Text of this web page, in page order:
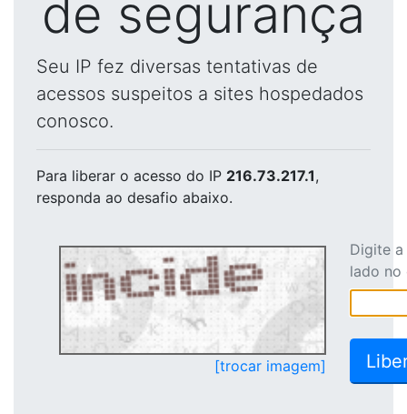
de segurança
Seu IP fez diversas tentativas de
acessos suspeitos a sites hospedados
conosco.
Para liberar o acesso do IP 216.73.217.1,
responda ao desafio abaixo.
[trocar imagem]
Digite
lado no